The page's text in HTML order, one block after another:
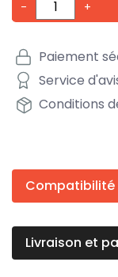
- +
Paiement
Service
Conditions
Compatibilité
Livraison et